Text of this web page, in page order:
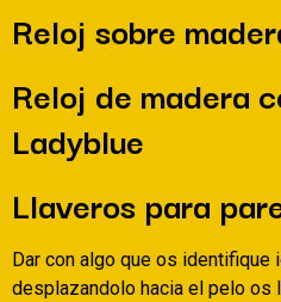
Reloj sobre
Reloj de madera
Ladyblue
Llaveros para
Dar con algo que os identifique
desplazandolo hacia el pelo os